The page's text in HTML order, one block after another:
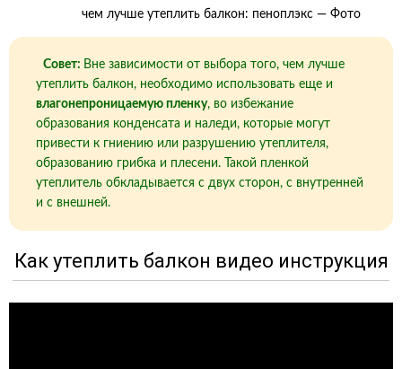
чем лучше утеплить балкон: пеноплэкс — Фото
Совет: Вне зависимости от выбора того, чем лучше
утеплить балкон, необходимо использовать еще и
влагонепроницаемую пленку, во избежание
образования конденсата и наледи, которые могут
привести к гниению или разрушению утеплителя,
образованию грибка и плесени. Такой пленкой
утеплитель обкладывается с двух сторон, с внутренней
и с внешней.
Как утеплить балкон видео инструкция